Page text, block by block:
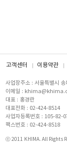
고객센터 이용약관
사업장주소 : 서울특별시
이메일 :
대표 : 홍경란
대표전화 : 02-424-8514
사업자등록번호 : 105-82-
팩스번호 : 02-424-8518
ⓒ 2011 KHIMA. All Rights